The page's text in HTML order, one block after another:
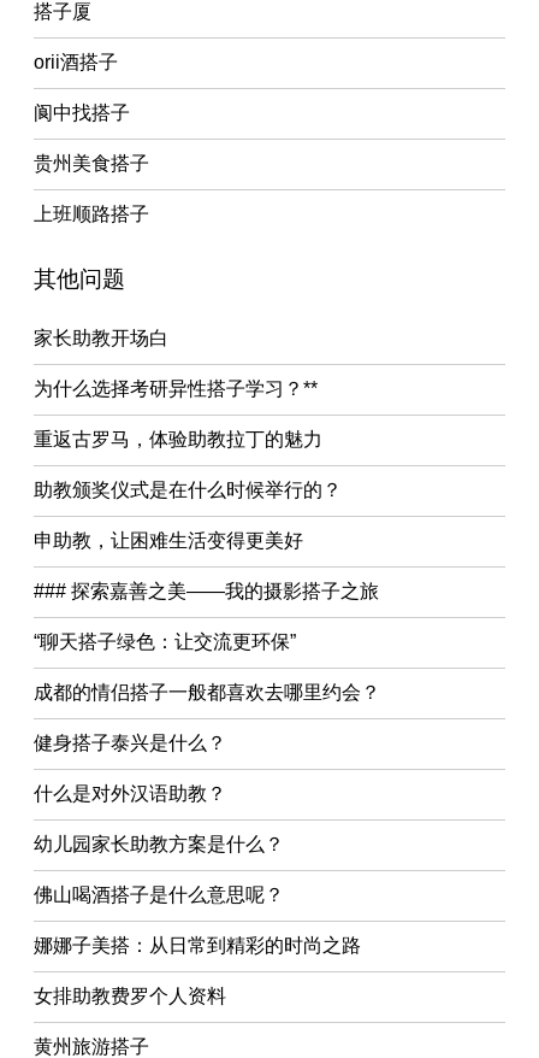
搭子厦
orii酒搭子
阆中找搭子
贵州美食搭子
上班顺路搭子
其他问题
家长助教开场白
为什么选择考研异性搭子学习？**
重返古罗马，体验助教拉丁的魅力
助教颁奖仪式是在什么时候举行的？
申助教，让困难生活变得更美好
### 探索嘉善之美——我的摄影搭子之旅
“聊天搭子绿色：让交流更环保”
成都的情侣搭子一般都喜欢去哪里约会？
健身搭子泰兴是什么？
什么是对外汉语助教？
幼儿园家长助教方案是什么？
佛山喝酒搭子是什么意思呢？
娜娜子美搭：从日常到精彩的时尚之路
女排助教费罗个人资料
黄州旅游搭子